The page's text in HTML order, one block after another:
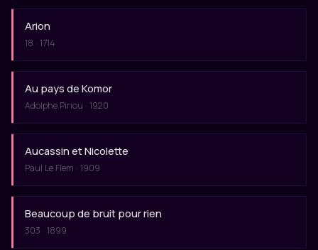
Arion
18 · 1714
Au pays de Komor
Adolphe Piriou · 1920
Aucassin et Nicolette
Paul Le Flem · 1909
Beaucoup de bruit pour rien
303 · 1899